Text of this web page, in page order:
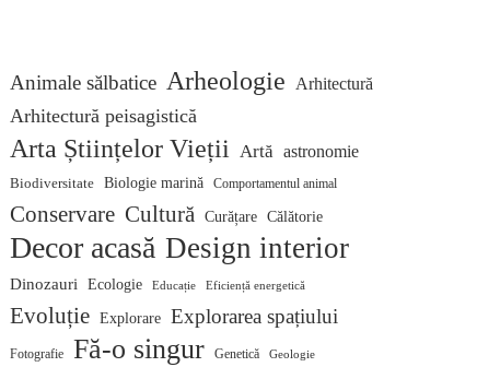
Animale sălbatice Arheologie Arhitectură
Arhitectură peisagistică
Arta Științelor Vieții Artă astronomie
Biodiversitate Biologie marină Comportamentul animal
Conservare Cultură Curățare Călătorie
Decor acasă Design interior
Dinozauri Ecologie Educație Eficiență energetică
Evoluție Explorare Explorarea spațiului
Fotografie Fă-o singur Genetică Geologie